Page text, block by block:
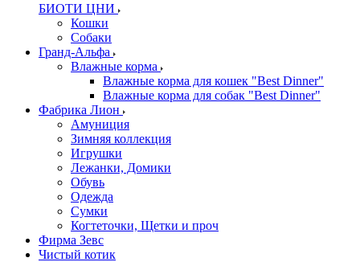
БИОТИ ЦНИ
Кошки
Собаки
Гранд-Альфа
Влажные корма
Влажные корма для кошек "Best Dinner"
Влажные корма для собак "Best Dinner"
Фабрика Лион
Амуниция
Зимняя коллекция
Игрушки
Лежанки, Домики
Обувь
Одежда
Сумки
Когтеточки, Щетки и проч
Фирма Зевс
Чистый котик